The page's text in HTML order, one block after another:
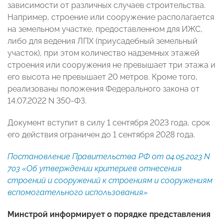
зависимости от различных случаев строительства.
Например, строение или сооружение располагается
на земельном участке, предоставленном для ИЖС,
либо для ведения ЛПХ (приусадебный земельный
участок), при этом количество надземных этажей
строения или сооружения не превышает три этажа и
его высота не превышает 20 метров. Кроме того,
реализованы положения Федерального закона от
14.07.2022 N 350-ФЗ.
Документ вступит в силу 1 сентября 2023 года, срок
его действия ограничен до 1 сентября 2028 года.
Постановление Правительства РФ от 04.05.2023 N
703 «Об утверждении критериев отнесения
строений и сооружений к строениям и сооружениям
вспомогательного использования»
Минстрой информирует о порядке представления